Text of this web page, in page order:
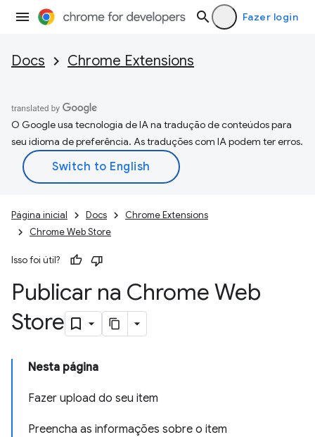
Fazer login
Docs Chrome Extensions
O Google usa tecnologia de IA na tradução de conteúdos para
seu idioma de preferência. As traduções com IA podem ter erros.
Página inicial Docs
Chrome Extensions
Chrome Web Store
Isso foi útil?
Publicar na Chrome Web
Store
Nesta página
Fazer upload do seu item
Preencha as informações sobre o item